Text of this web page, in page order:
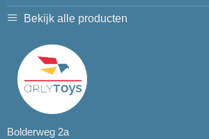
Bekijk alle producten
Bolderweg 2a